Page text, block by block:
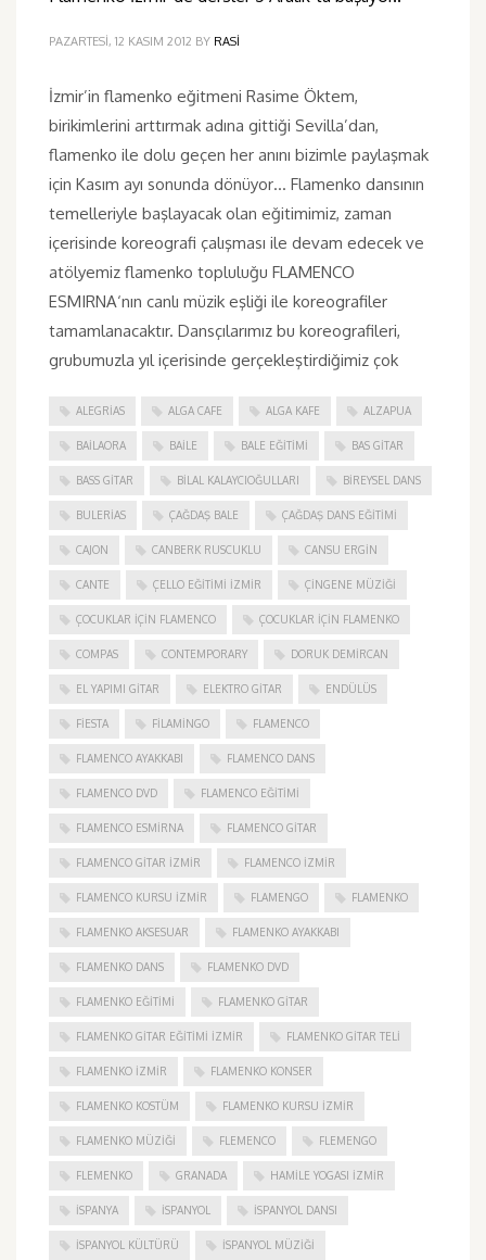
PAZARTESI, 12 KASIM 2012 BY RASI
İzmir’in flamenko eğitmeni Rasime Öktem,
birikimlerini arttırmak adına gittiği Sevilla’dan,
flamenko ile dolu geçen her anını bizimle paylaşmak
için Kasım ayı sonunda dönüyor… Flamenko dansının
temelleriyle başlayacak olan eğitimimiz, zaman
içerisinde koreografi çalışması ile devam edecek ve
atölyemiz flamenko topluluğu FLAMENCO
ESMIRNA‘nın canlı müzik eşliği ile koreografiler
tamamlanacaktır. Dansçılarımız bu koreografileri,
grubumuzla yıl içerisinde gerçekleştirdiğimiz çok
ALEGRIAS ALGA CAFE ALGA KAFE ALZAPUA
BAILAORA BAILE BALE EĞITIMI BAS GITAR
BASS GITAR BILAL KALAYCIOĞULLARI BIREYSEL DANS
BULERIAS ÇAĞDAŞ BALE ÇAĞDAŞ DANS EĞITIMI
CAJON CANBERK RUSCUKLU CANSU ERGIN
CANTE ÇELLO EĞITIMI İZMIR ÇINGENE MÜZIĞI
ÇOCUKLAR IÇIN FLAMENCO ÇOCUKLAR IÇIN FLAMENKO
COMPAS CONTEMPORARY DORUK DEMIRCAN
EL YAPIMI GITAR ELEKTRO GITAR ENDÜLÜS
FIESTA FILAMINGO FLAMENCO
FLAMENCO AYAKKABI FLAMENCO DANS
FLAMENCO DVD FLAMENCO EĞITIMI
FLAMENCO ESMIRNA FLAMENCO GITAR
FLAMENCO GITAR İZMIR FLAMENCO IZMIR
FLAMENCO KURSU İZMIR FLAMENGO FLAMENKO
FLAMENKO AKSESUAR FLAMENKO AYAKKABI
FLAMENKO DANS FLAMENKO DVD
FLAMENKO EĞITIMI FLAMENKO GITAR
FLAMENKO GITAR EĞITIMI İZMIR FLAMENKO GITAR TELI
FLAMENKO IZMIR FLAMENKO KONSER
FLAMENKO KOSTÜM FLAMENKO KURSU İZMIR
FLAMENKO MÜZIĞI FLEMENCO FLEMENGO
FLEMENKO GRANADA HAMILE YOGASI İZMIR
ISPANYA İSPANYOL İSPANYOL DANSI
İSPANYOL KÜLTÜRÜ İSPANYOL MÜZIĞI